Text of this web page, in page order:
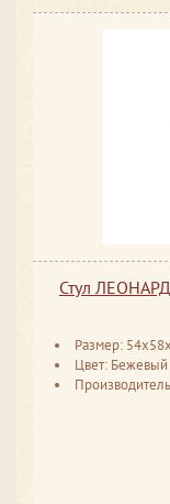
Стул
Размер:
Цвет: Бежевый